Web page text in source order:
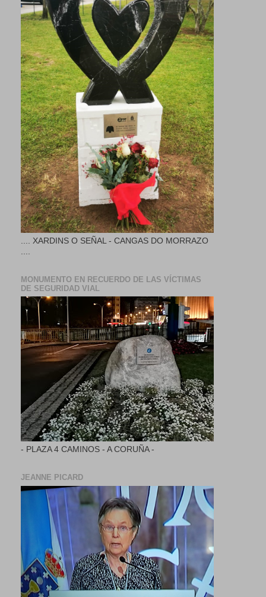
.... XARDINS O SEÑAL - CANGAS DO MORRAZO
MONUMENTO EN RECUERDO DE LAS VÍCTIMAS
DE SEGURIDAD VIAL
- PLAZA 4 CAMINOS - A CORUÑA -
JEANNE PICARD